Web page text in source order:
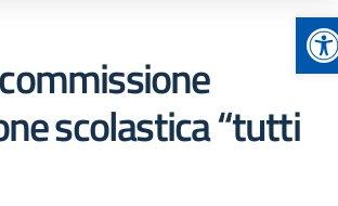
scolastica “tutti